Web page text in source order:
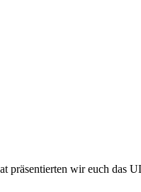
präsentierten wir euch das